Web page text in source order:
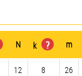
N k ? m
12 8 26